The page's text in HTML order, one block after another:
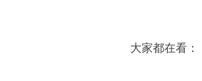
大家都在看：